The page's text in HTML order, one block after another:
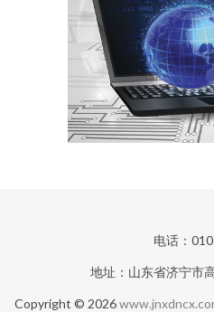
电话：
地址：山东省济宁市
Copyright © 2026